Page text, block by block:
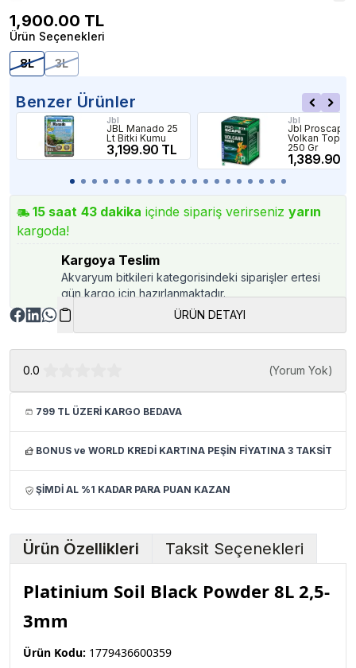
1,900.00 TL
Ürün Seçenekleri
8L
3L
Benzer Ürünler
Jbl
JBL Manado 25
Lt Bitki Kumu
3,199.90 TL
Jbl
Jbl Proscape
Volkan Toprağı
250 Gr
1,389.90
15 saat 43 dakika içinde sipariş verirseniz yarın
kargoda!
Kargoya Teslim
Akvaryum bitkileri kategorisindeki siparişler ertesi
gün kargo için hazırlanmaktadır.
ÜRÜN DETAYI
0.0 (Yorum Yok)
799 TL ÜZERİ KARGO BEDAVA
BONUS ve WORLD KREDİ KARTINA PEŞİN FİYATINA 3 TAKSİT
ŞİMDİ AL %1 KADAR PARA PUAN KAZAN
Ürün Özellikleri Taksit Seçenekleri
Platinium Soil Black Powder 8L 2,5-
3mm
Ürün Kodu: 1779436600359